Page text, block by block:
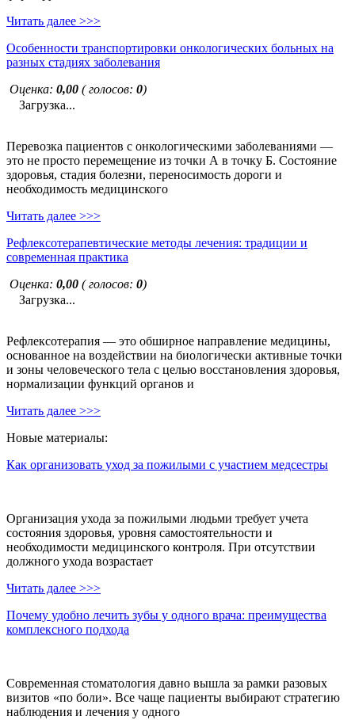
Читать далее >>>
Особенности транспортировки онкологических больных на
разных стадиях заболевания
Оценка: 0,00 ( голосов: 0)
Загрузка...
Перевозка пациентов с онкологическими заболеваниями —
это не просто перемещение из точки А в точку Б. Состояние
здоровья, стадия болезни, переносимость дороги и
необходимость медицинского
Читать далее >>>
Рефлексотерапевтические методы лечения: традиции и
современная практика
Оценка: 0,00 ( голосов: 0)
Загрузка...
Рефлексотерапия — это обширное направление медицины,
основанное на воздействии на биологически активные точки
и зоны человеческого тела с целью восстановления здоровья,
нормализации функций органов и
Читать далее >>>
Новые материалы:
Как организовать уход за пожилыми с участием медсестры
Организация ухода за пожилыми людьми требует учета
состояния здоровья, уровня самостоятельности и
необходимости медицинского контроля. При отсутствии
должного ухода возрастает
Читать далее >>>
Почему удобно лечить зубы у одного врача: преимущества
комплексного подхода
Современная стоматология давно вышла за рамки разовых
визитов «по боли». Все чаще пациенты выбирают стратегию
наблюдения и лечения у одного